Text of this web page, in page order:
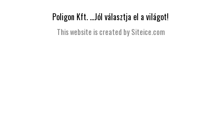
Poligon Kft. ...Jól választja el a világot!
This website is created by Siteice.com